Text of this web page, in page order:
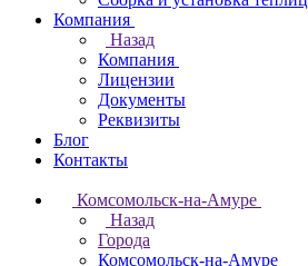
Компания
Назад
Компания
Лицензии
Документы
Реквизиты
Блог
Контакты
Комсомольск-на-Амуре
Назад
Города
Комсомольск-на-Амуре